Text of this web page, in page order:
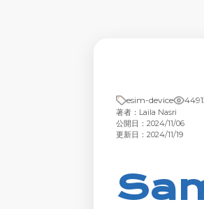
esim-device
著者：Laila Nasri
公開日：2024/11/06
更新日：2024/11/19